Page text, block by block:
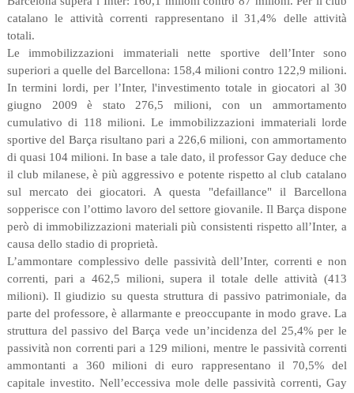
catalano le attività correnti rappresentano il 31,4% delle attività
totali.
Le immobilizzazioni immateriali nette sportive dell’Inter sono
superiori a quelle del Barcellona: 158,4 milioni contro 122,9 milioni.
In termini lordi, per l’Inter, l'investimento totale in giocatori al 30
giugno 2009 è stato 276,5 milioni, con un ammortamento
cumulativo di 118 milioni. Le immobilizzazioni immateriali lorde
sportive del Barça risultano pari a 226,6 milioni, con ammortamento
di quasi 104 milioni. In base a tale dato, il professor Gay deduce che
il club milanese, è più aggressivo e potente rispetto al club catalano
sul mercato dei giocatori. A questa "defaillance" il Barcellona
sopperisce con l’ottimo lavoro del settore giovanile. Il Barça dispone
però di immobilizzazioni materiali più consistenti rispetto all’Inter, a
causa dello stadio di proprietà.
L’ammontare complessivo delle passività dell’Inter, correnti e non
correnti, pari a 462,5 milioni, supera il totale delle attività (413
milioni). Il giudizio su questa struttura di passivo patrimoniale, da
parte del professore, è allarmante e preoccupante in modo grave. La
struttura del passivo del Barça vede un’incidenza del 25,4% per le
passività non correnti pari a 129 milioni, mentre le passività correnti
ammontanti a 360 milioni di euro rappresentano il 70,5% del
capitale investito. Nell’eccessiva mole delle passività correnti, Gay